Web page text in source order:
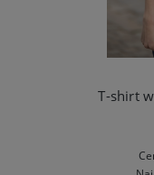
T-shirt